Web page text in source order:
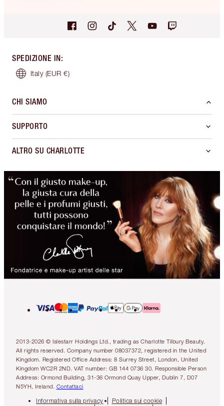
SPEDIZIONE IN:
Italy (EUR €)
CHI SIAMO
SUPPORTO
ALTRO SU CHARLOTTE
2013-2026 © Islestarr Holdings Ltd., trading as Charlotte Tilbury Beauty.
All rights reserved. Company number 08037372, registered in the United
Kingdom. Registered Office Address: 8 Surrey Street, London, United
Kingdom WC2R 2ND. VAT number: GB 144 0736 30. Responsible Person
Address: Ormond Building, 31-36 Ormond Quay Upper, Dublin 7, D07
N5YH, Ireland. Contattaci
Informativa sulla privacy
Politica sui cookie